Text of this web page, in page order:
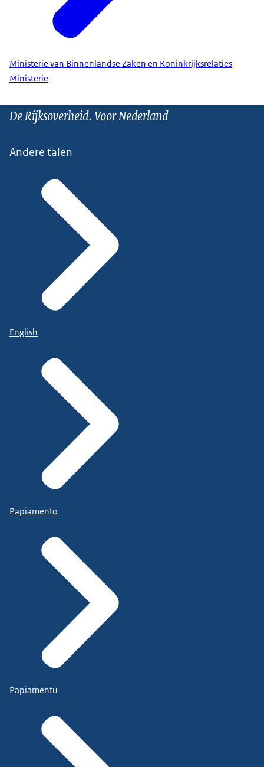
Ministerie van Binnenlandse Zaken en Koninkrijksrelaties
Ministerie
De Rijksoverheid. Voor Nederland
Andere talen
English
Papiamento
Papiamentu